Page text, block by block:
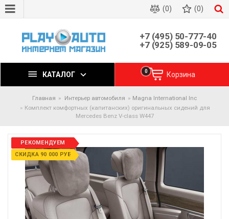
(0) (0)
+7 (495) 50-777-40
+7 (925) 589-09-05
КАТАЛОГ Корзина
0
Главная Интерьер автомобиля
Magna International Inc
Комплект комфортных (капитанских) оригинальных сидений для
Mercedes Benz V-class W447
РЕКОМЕНДУЕМ
СКИДКА 90 000 РУБ